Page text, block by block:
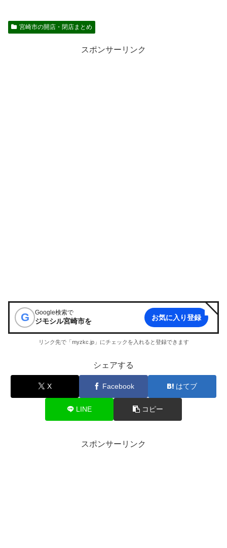
宮崎市の開店・閉店まとめ
スポンサーリンク
G Google検索で
ジモシル宮崎市を お気に入り登録
リンク先で「myzkc.jp」にチェックを入れると登録できます
シェアする
X Facebook はてブ
LINE コピー
スポンサーリンク